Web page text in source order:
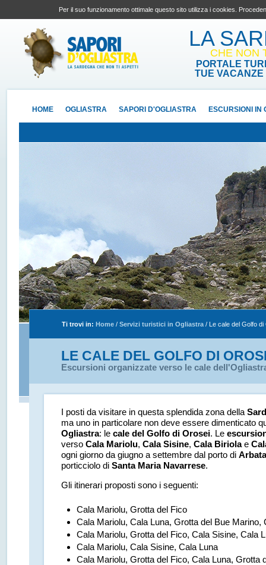
Per il suo funzionamento ottimale questo sito utilizza i cookies.
LA
CHE NON
PORTALE
TUE
HOME OGLIASTRA SAPORI D'OGLIASTRA ESCURSIONI IN
Ti trovi in: Home / Servizi turistici in Ogliastra / Le cale del Golfo di
LE CALE DEL GOLFO DI
Escursioni organizzate verso le cale
I posti da visitare in questa splendida zona della
ma uno in particolare non deve essere dimenticato
Ogliastra: le cale del Golfo di Orosei. Le
verso Cala Mariolu, Cala Sisine, Cala Biriolae
ogni giorno da giugno a settembre dal porto di
porticciolo di Santa Maria Navarrese.
Gli itinerari proposti sono i seguenti:
Cala Mariolu, Grotta del Fico
Cala Mariolu, Cala Luna, Grotta del Bue Marino,
Cala Mariolu, Grotta del Fico, Cala Sisine, Cala
Cala Mariolu, Cala Sisine, Cala Luna
Cala Mariolu, Grotta del Fico, Cala Luna, Grotta